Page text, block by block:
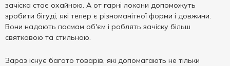
зачіска стає охайною. А от гарні локони допоможуть
зробити бігуді, які тепер є різноманітної форми і довжини.
Вони надають пасмам об'єм і роблять зачіску більш
святковою та стильною.
Зараз існує багато товарів, які допомагають не тільки